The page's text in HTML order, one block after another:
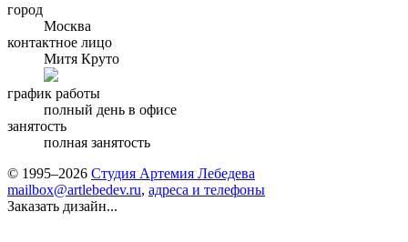
город
Москва
контактное лицо
Митя Круто
график работы
полный день в офисе
занятость
полная занятость
© 1995–2026 Студия Артемия Лебедева
mailbox@artlebedev.ru, адреса и телефоны
Заказать дизайн...